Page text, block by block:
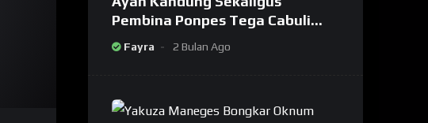
Pembina Ponpes Tega Cabuli
Dua Putrinya Sendiri
Fayra 2 Bulan Ago